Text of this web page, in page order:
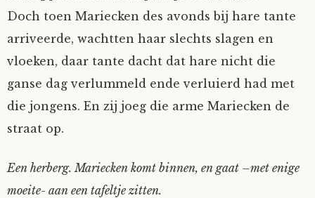
Woordenboek
Instrumenten
Op ontdekkingsreis
Posities
Spelletjes
Hoe krijg je?
Instrumenten
Verhalen van De Leeshoek
Algae
Ben Hands-on
Bill-A-Cook
Verhalen van de HD-site
Verhalen van Anne en Bill
Anne
Bill
Interactieve verhalen
Averechts
Mijn Account
Doch toen Mariecken des avonds bij hare tante
arriveerde, wachtten haar slechts slagen en
vloeken, daar tante dacht dat hare nicht die
ganse dag verlummeld ende verluierd had met
die jongens. En zij joeg die arme Mariecken de
straat op.
Een herberg. Mariecken komt binnen, en gaat –met enige
moeite- aan een tafeltje zitten.